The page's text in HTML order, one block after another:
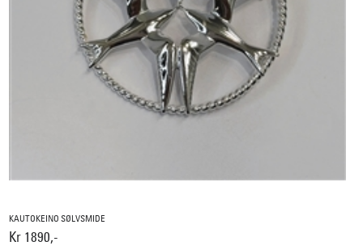
KAUTOKEINO SØLVSMIDE
Kr 1890,-